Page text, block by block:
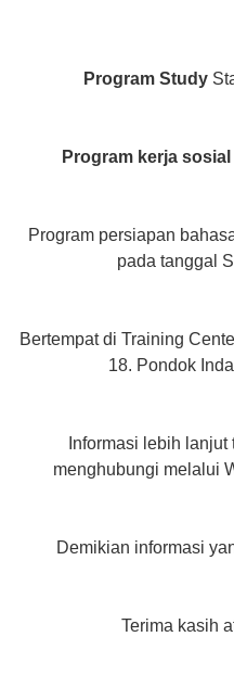
Program Study
Program kerja sosial
Program persiapan
pada tanggal
Bertempat di Training
18. Pondok
Informasi lebih
menghubungi melalui
Demikian informasi
Terima kasih